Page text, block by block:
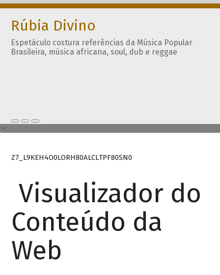
Rúbia Divino
Espetáculo costura referências da Música Popular
Brasileira, música africana, soul, dub e reggae
Z7_L9KEH4O0LORH80ALCLTPF80SN0
Visualizador do
Conteúdo da
Web